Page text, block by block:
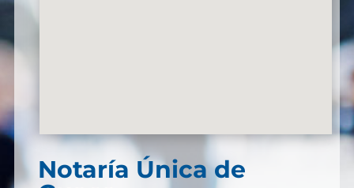
Notaría Única de